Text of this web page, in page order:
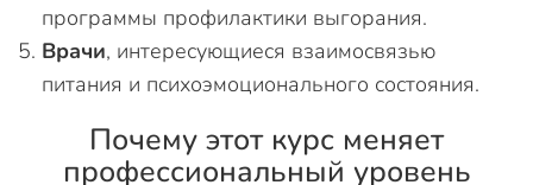
программы профилактики выгорания.
Врачи, интересующиеся взаимосвязью
питания и психоэмоционального состояния.
Почему этот курс меняет
профессиональный уровень